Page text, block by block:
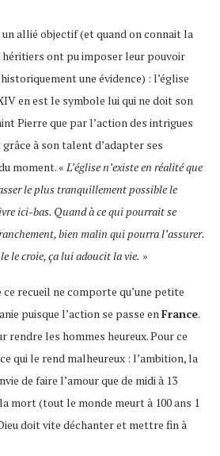
allié objectif (et quand on connait la
ont pu imposer leur pouvoir
une évidence) : l’église
en est le symbole lui qui ne doit son
Pierre que par l’action des intrigues
à son talent d’adapter ses
moment. « L’église n’existe en réalité que
le plus tranquillement possible le
ici-bas. Quand à ce qui pourrait se
bien malin qui pourra l’assurer.
le croie, ça lui adoucit la vie. »
recueil ne comporte qu’une petite
puisque l’action se passe enFrance.
rendre les hommes heureux. Pour ce
qui le rend malheureux : l’ambition, la
de faire l’amour que de midi à 13
mort (tout le monde meurt à 100 ans 1
doit vite déchanter et mettre fin à